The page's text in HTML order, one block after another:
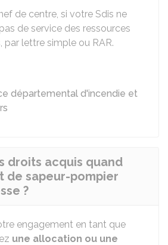
de centre, si votre Sdis ne
de service des ressources
par lettre simple ou RAR.
départemental d'incendie et
droits acquis quand
de sapeur-pompier
?
engagement en tant que
une allocation ou une